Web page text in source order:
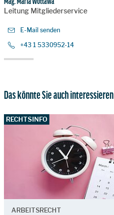
Leitung Mitgliederservice
E-Mail senden
+43 1 5330952-14
Das könnte Sie auch interessieren
RECHTSINFO
ARBEITSRECHT